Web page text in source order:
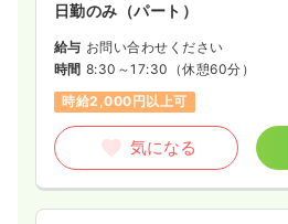
日勤のみ（パート）
給与 お問い合わせください
時間 8:30～17:30 （休憩60分）
時給2,000円以上可
気になる